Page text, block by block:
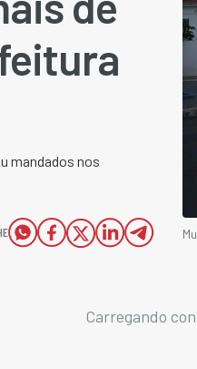
mandados nos
Carregando